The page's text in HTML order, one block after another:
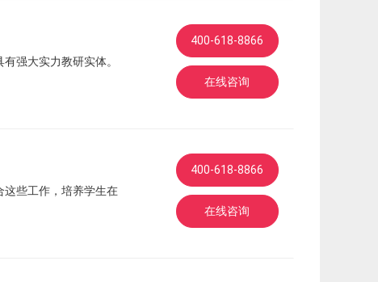
强大实力教研实体。
400-618-8866
在线咨询
些工作，培养学生在
400-618-8866
在线咨询